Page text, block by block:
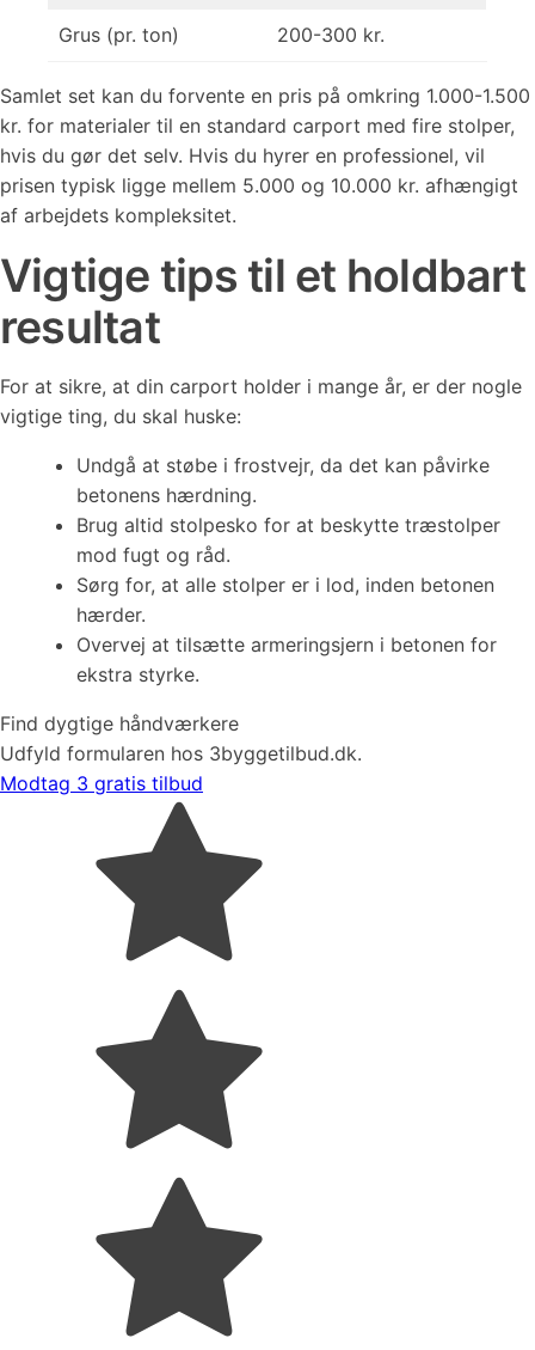
Grus (pr. ton) 200-300 kr.
Samlet set kan du forvente en pris på omkring 1.000-1.500
kr. for materialer til en standard carport med fire stolper,
hvis du gør det selv. Hvis du hyrer en professionel, vil
prisen typisk ligge mellem 5.000 og 10.000 kr. afhængigt
af arbejdets kompleksitet.
Vigtige tips til et holdbart
resultat
For at sikre, at din carport holder i mange år, er der nogle
vigtige ting, du skal huske:
Undgå at støbe i frostvejr, da det kan påvirke
betonens hærdning.
Brug altid stolpesko for at beskytte træstolper
mod fugt og råd.
Sørg for, at alle stolper er i lod, inden betonen
hærder.
Overvej at tilsætte armeringsjern i betonen for
ekstra styrke.
Find dygtige håndværkere
Udfyld formularen hos 3byggetilbud.dk.
Modtag 3 gratis tilbud